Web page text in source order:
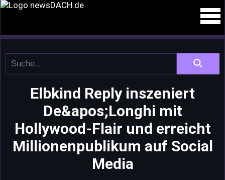
Elbkind Reply inszeniert
De&apos;Longhi mit
Hollywood-Flair und erreicht
Millionenpublikum auf Social
Media